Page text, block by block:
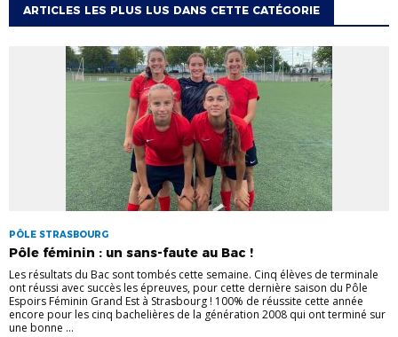
ARTICLES LES PLUS LUS DANS CETTE CATÉGORIE
PÔLE STRASBOURG
Pôle féminin : un sans-faute au Bac !
Les résultats du Bac sont tombés cette semaine. Cinq élèves de terminale
ont réussi avec succès les épreuves, pour cette dernière saison du Pôle
Espoirs Féminin Grand Est à Strasbourg ! 100% de réussite cette année
encore pour les cinq bachelières de la génération 2008 qui ont terminé sur
une bonne ...